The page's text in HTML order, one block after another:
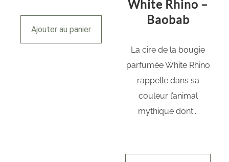
Ajouter au panier
White Rhino –
Baobab
La cire de la bougie
parfumée White Rhino
rappelle dans sa
couleur l’animal
mythique dont...